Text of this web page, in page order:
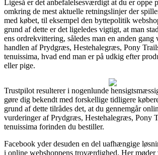
Ligeså er det anbefalelsesværdigt at du er oppe
omkring de mest aktuelle retningslinjer der
med købet, til eksempel den byttepolitik
grund af dette er det ligeledes vigtigt, at man
ens ordrekvittering, således man en anden
handlen af Prydgræs, Hestehalegræs, Pony
tenuissima, hvad end man er på udkig efter
eller pige.
Trustpilot resulterer i nogenlunde
gøre dig bekendt med forskellige tidligere
grund af dette tilrådes det, at du gennemgår
vurderinger af Prydgræs, Hestehalegræs, Pony
tenuissima forinden du bestiller.
Facebook yder desuden en del uafhængige
i online webshoppens troværdighed. Her